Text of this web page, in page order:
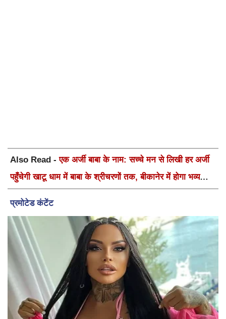
Also Read -एक अर्जी बाबा के नाम: सच्चे मन से लिखी हर अर्जी
पहुँचेगी खाटू धाम में बाबा के श्रीचरणों तक, बीकानेर में होगा भव्य